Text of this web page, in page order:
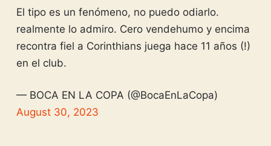
El tipo es un fenómeno, no puedo odiarlo.
realmente lo admiro. Cero vendehumo y encima
recontra fiel a Corinthians juega hace 11 años (!)
en el club.
— BOCA EN LA COPA (@BocaEnLaCopa)
August 30, 2023